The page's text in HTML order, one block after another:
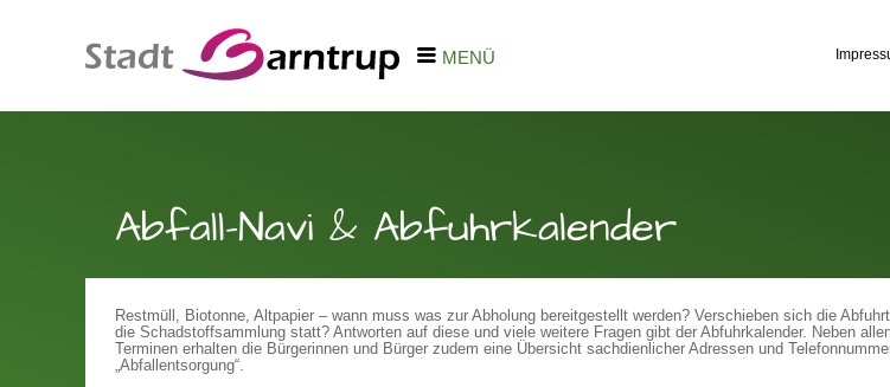
MENÜ
Abfall-Navi & Abfuhrkalender
Restmüll, Biotonne, Altpapier – wann muss was zur Abholung bereitgestellt werden? Verschieben sich die
die Schadstoffsammlung statt? Antworten auf diese und viele weitere Fragen gibt der Abfuhrkalender. Neben
Terminen erhalten die Bürgerinnen und Bürger zudem eine Übersicht sachdienlicher Adressen und
„Abfallentsorgung“.